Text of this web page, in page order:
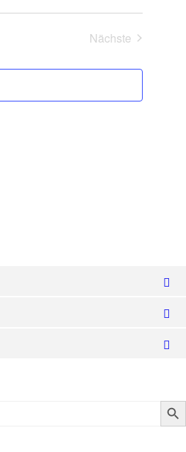
Nächste
Search Button